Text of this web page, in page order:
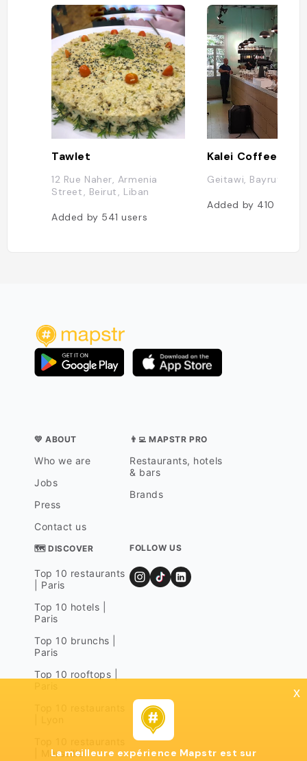
Tawlet
12 Rue Naher, Armenia
Street, Beirut, Liban
Added by 541users
Kalei Coffee Co.
Geitawi, Bayrut,
Added by 410
💛 ABOUT
Who we are
Jobs
Press
Contact us
👨‍💻 MAPSTR PRO
Restaurants, hotels
& bars
Brands
🗺 DISCOVER
Top 10 restaurants
| Paris
Top 10 hotels |
Paris
Top 10 brunchs |
Paris
Top 10 rooftops |
| Marseille
FOLLOW US
x
La meilleure expérience Mapstr est sur